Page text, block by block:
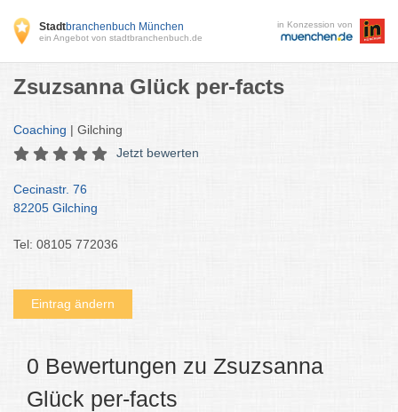
Stadtbranchenbuch München
ein Angebot von stadtbranchenbuch.de
in Konzession von
Zsuzsanna Glück per-facts
Coaching | Gilching
Jetzt bewerten
Cecinastr. 76
82205 Gilching
Tel: 08105 772036
Eintrag ändern
0 Bewertungen zu Zsuzsanna
Glück per-facts